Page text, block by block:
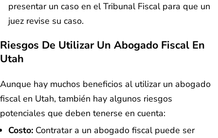
presentar un caso en el Tribunal Fiscal para que un
juez revise su caso.
Riesgos De Utilizar Un Abogado Fiscal En
Utah
Aunque hay muchos beneficios al utilizar un abogado
fiscal en Utah, también hay algunos riesgos
potenciales que deben tenerse en cuenta:
Costo: Contratar a un abogado fiscal puede ser